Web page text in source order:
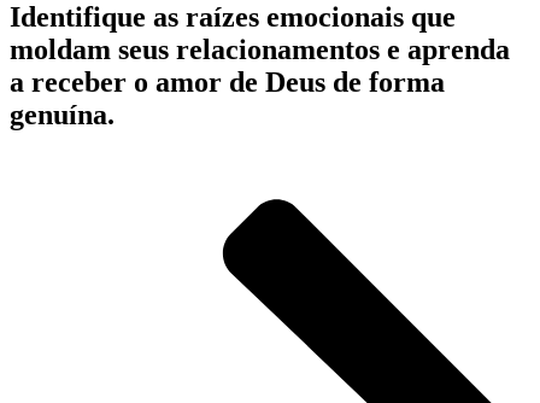
Identifique as raízes emocionais que
moldam seus relacionamentos e aprenda
a receber o amor de Deus de forma
genuína.